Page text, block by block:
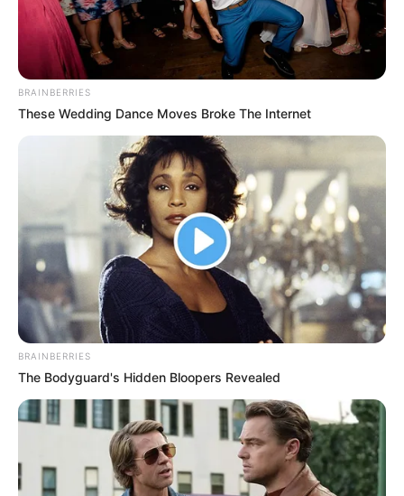
BRAINBERRIES
These Wedding Dance Moves Broke The Internet
BRAINBERRIES
The Bodyguard's Hidden Bloopers Revealed